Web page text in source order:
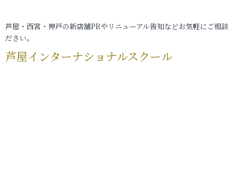
芦屋・西宮・神戸の新店舗PRやリニューアル告知などお気軽にご相
ださい。
芦屋インターナショナルスクール